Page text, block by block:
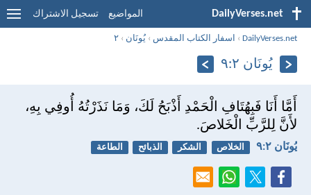
DailyVerses.net المواضيع تسجيل الاشتراك
DailyVerses.net
› اسفار الكتاب المقدس ›يُونَان ›٢
يُونَان ٢:‏٩
أَمَّا أَنَا فَبِهُتَافِ الْحَمْدِ أَذْبَحُ لَكَ، وَمَا نَذَرْتُهُ أُوفِي بِهِ،
لأَنَّ لِلرَّبِّ الْخَلاصَ.
يُونَان ٢:‏٩ الخلاص الشكر الذبائح الطاعة